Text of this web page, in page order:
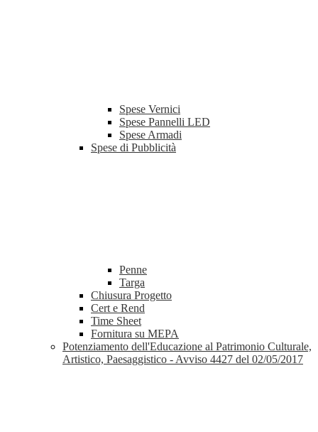
Spese Vernici
Spese Pannelli LED
Spese Armadi
Spese di Pubblicità
Penne
Targa
Chiusura Progetto
Cert e Rend
Time Sheet
Fornitura su MEPA
Potenziamento dell'Educazione al Patrimonio Culturale,
Artistico, Paesaggistico - Avviso 4427 del 02/05/2017